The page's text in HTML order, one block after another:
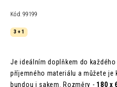
Kód: 99199
3 + 1
Je ideálním doplňkem do
příjemného materiálu a můžete je
bundou i sakem.
Rozměry - 180 x